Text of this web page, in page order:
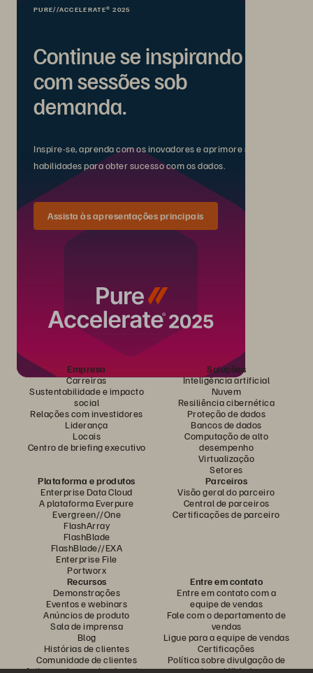
PURE//ACCELERATE® 2025
Continue se inspirando
com sessões sob
demanda.
Inspire-se, aprenda com os inovadores e aprimore suas
habilidades para obter sucesso com os dados.
Assista às apresentações principais
Empresa
Carreiras
Sustentabilidade e impacto
social
Relações com investidores
Liderança
Locais
Centro de briefing executivo
Soluções
Inteligência artificial
Nuvem
Resiliência cibernética
Proteção de dados
Bancos de dados
Computação de alto
desempenho
Virtualização
Setores
Plataforma e produtos
Enterprise Data Cloud
A plataforma Everpure
Evergreen//One
FlashArray
FlashBlade
FlashBlade//EXA
Enterprise File
Portworx
Parceiros
Visão geral do parceiro
Central de parceiros
Certificações de parceiro
Recursos
Demonstrações
Eventos e webinars
Anúncios de produto
Sala de imprensa
Blog
Histórias de clientes
Comunidade de clientes
Artigos sobre conhecimentos
Entre em contato
Entre em contato com a
equipe de vendas
Fale com o departamento de
vendas
Ligue para a equipe de vendas
Certificações
Política sobre divulgação de
vulnerabilidades